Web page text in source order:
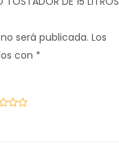
será publicada. Los
con *